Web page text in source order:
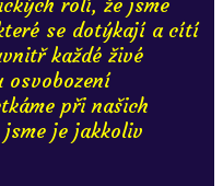
se dotýkají a cítí
každé živé
při našich
je jakkoliv